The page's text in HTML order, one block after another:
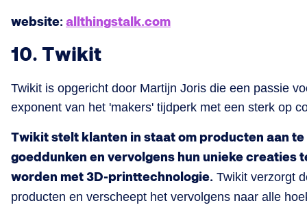
website: allthingstalk.com
10. Twikit
Twikit is opgericht door Martijn Joris die een passie
exponent van het 'makers' tijdperk met een sterk op
Twikit stelt klanten in staat om producten aan
goeddunken en vervolgens hun unieke creaties
worden met 3D-printtechnologie. Twikit verzorgt
producten en verscheept het vervolgens naar alle